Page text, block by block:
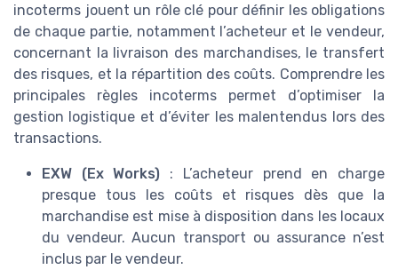
incoterms jouent un rôle clé pour définir les obligations
de chaque partie, notamment l’acheteur et le vendeur,
concernant la livraison des marchandises, le transfert
des risques, et la répartition des coûts. Comprendre les
principales règles incoterms permet d’optimiser la
gestion logistique et d’éviter les malentendus lors des
transactions.
EXW (Ex Works) : L’acheteur prend en charge
presque tous les coûts et risques dès que la
marchandise est mise à disposition dans les locaux
du vendeur. Aucun transport ou assurance n’est
inclus par le vendeur.